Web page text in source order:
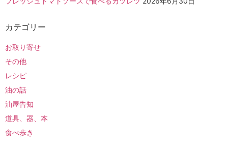
カテゴリー
お取り寄せ
その他
レシピ
油の話
油屋告知
道具、器、本
食べ歩き